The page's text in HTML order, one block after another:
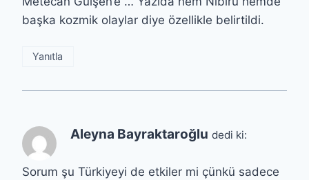
başka kozmik olaylar diye özellikle belirtildi.
Yanıtla
Aleyna Bayraktaroğlu dedi ki:
Sorum şu Türkiyeyi de etkiler mi çünkü sadece